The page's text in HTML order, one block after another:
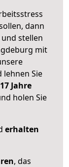
dann
stellen
mit
lehnen Sie
Jahre
holen Sie
erhalten
, das